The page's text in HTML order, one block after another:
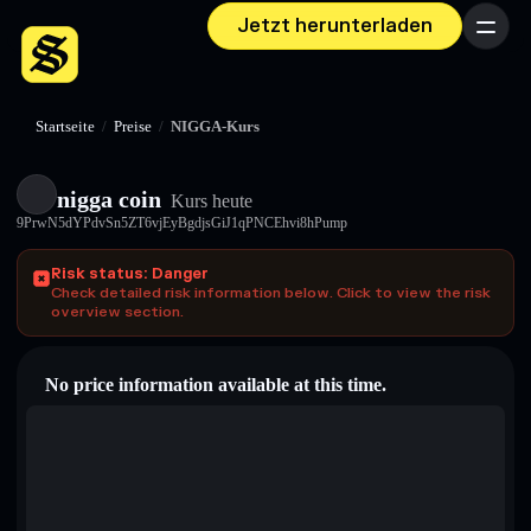
Jetzt herunterladen Menü
Startseite / Preise / NIGGA-Kurs
nigga coin Kurs heute
9PrwN5dYPdvSn5ZT6vjEyBgdjsGiJ1qPNCEhvi8hPump
Risk status: Danger
Check detailed risk information below. Click to view the risk
overview section.
No price information available at this time.